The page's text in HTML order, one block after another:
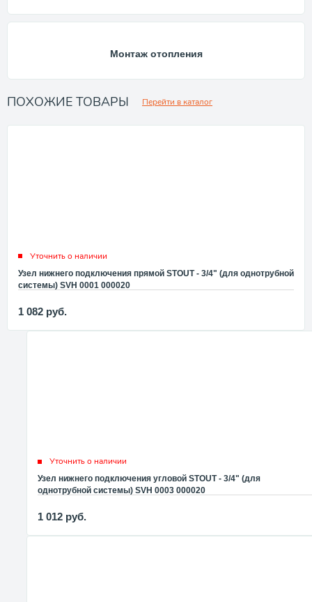
Монтаж отопления
ПОХОЖИЕ ТОВАРЫ Перейти в каталог
Уточнить о наличии
Узел нижнего подключения прямой STOUT - 3/4" (для однотрубной
системы) SVH 0001 000020
1 082 руб.
Уточнить о наличии
Узел нижнего подключения угловой STOUT - 3/4" (для
однотрубной системы) SVH 0003 000020
1 012 руб.